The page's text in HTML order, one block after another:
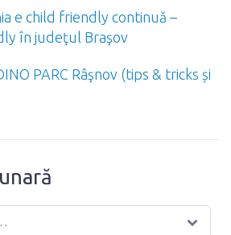
e child friendly continuă –
în judeţul Braşov
PARC Râşnov (tips & tricks și